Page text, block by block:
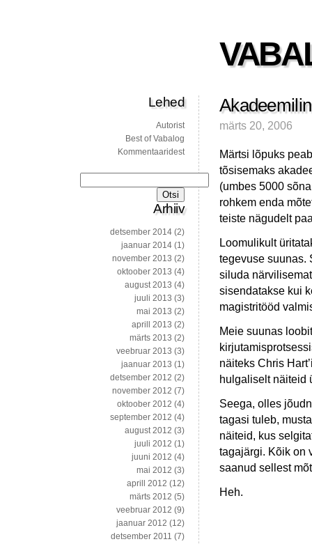
märts 20, 2006
Märtsi lõpuks
tõsisemaks
(umbes 5000
rohkem enda
teiste nägudelt
Loomulikult
tegevuse suunas.
siluda
sisendatakse kui
magistritööd
Meie suunas
näiteks Chris
hulgaliselt näiteid
Seega, olles
tagasi tuleb,
näiteid, kus
tagajärgi. Kõik on
saanud sellest
Heh.
Lehed
Autorist
Best of Vabalog
Kommentaaridest
Arhiiv
detsember 2014 (2)
jaanuar 2014 (1)
november 2013 (2)
oktoober 2013 (4)
august 2013 (4)
juuli 2013 (3)
mai 2013 (2)
aprill 2013 (2)
märts 2013 (2)
veebruar 2013 (3)
jaanuar 2013 (1)
detsember 2012 (2)
november 2012 (7)
oktoober 2012 (4)
september 2012 (4)
august 2012 (3)
juuli 2012 (1)
juuni 2012 (4)
mai 2012 (3)
aprill 2012 (12)
märts 2012 (5)
veebruar 2012 (9)
jaanuar 2012 (12)
detsember 2011 (7)